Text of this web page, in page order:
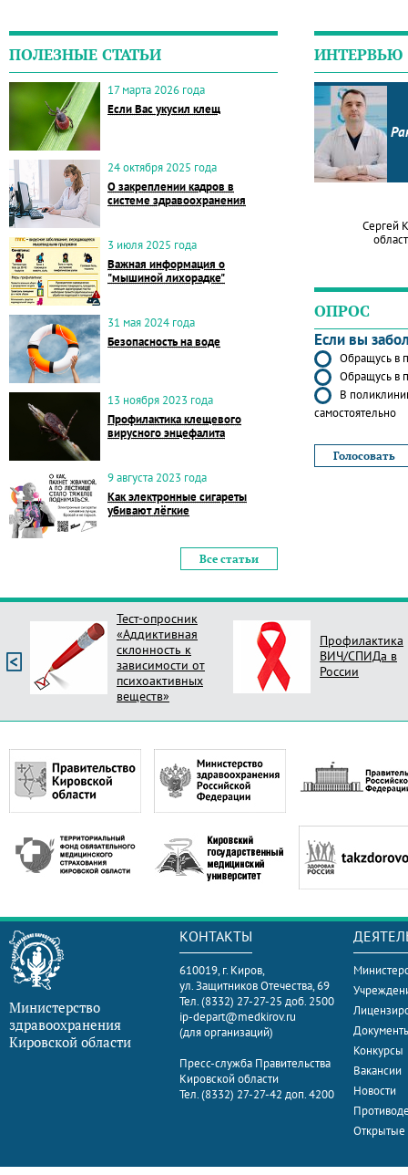
ПОЛЕЗНЫЕ СТАТЬИ
17 марта 2026 года
Если Вас укусил клещ
24 октября 2025 года
О закреплении кадров в
системе здравоохранения
3 июля 2025 года
Важная информация о
"мышиной лихорадке"
31 мая 2024 года
Безопасность на воде
13 ноября 2023 года
Профилактика клещевого
вирусного энцефалита
9 августа 2023 года
Как электронные сигареты
убивают лёгкие
Все статьи
ИНТЕРВЬЮ
Сергей
ОПРОС
Если вы
Обращусь в
Обращусь в
В
самостоятельно
Тест-опросник
«Аддиктивная
склонность к
зависимости от
психоактивных
веществ»
Профилактика
ВИЧ/СПИДа в
России
Министерство
здравоохранения
Кировской области
КОНТАКТЫ
610019, г. Киров,
ул. Защитников Отечества, 69
Тел. (8332) 27-27-25 доб. 2500
ip-depart@medkirov.ru
(для организаций)
Пресс-служба Правительства
Кировской области
Тел. (8332) 27-27-42 доп. 4200
Конкурсы
Вакансии
Новости